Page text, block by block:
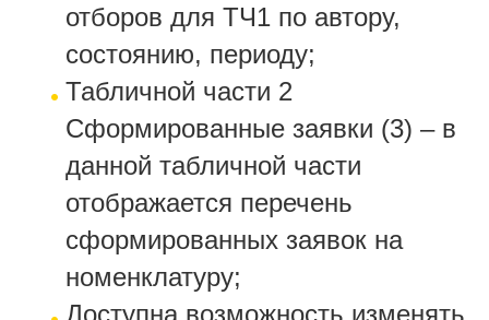
отборов для ТЧ1 по автору,
состоянию, периоду;
Табличной части 2
Сформированные заявки (3) – в
данной табличной части
отображается перечень
сформированных заявок на
номенклатуру;
Доступна возможность изменять